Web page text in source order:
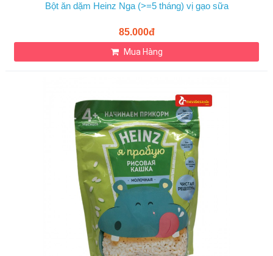
Bột ăn dặm Heinz Nga (>=5 tháng) vị gạo sữa
85.000đ
Mua Hàng